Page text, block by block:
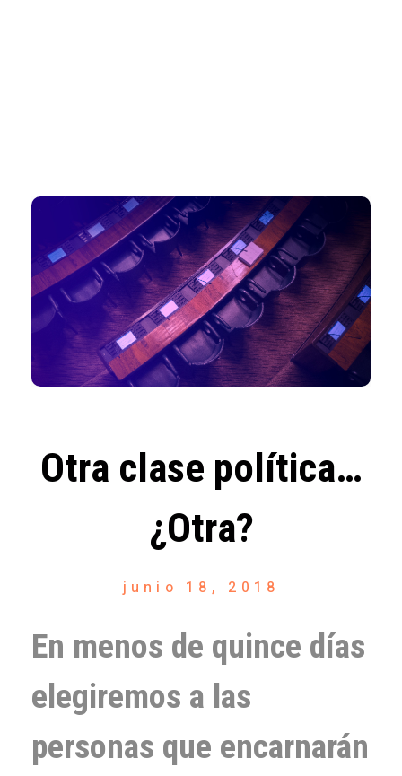
Otra clase política…
¿Otra?
junio 18, 2018
En menos de quince días
elegiremos a las
personas que encarnarán